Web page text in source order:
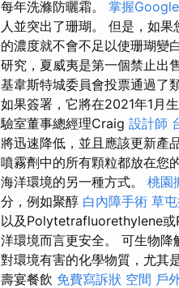
每年洗滌防曬霜。 掌握
人並突出了珊瑚。 但是，如
的濃度就不會不足以使珊瑚變
研究，夏威夷是第一個禁止出
基韋斯特城委員會投票通過了
如果簽署，它將在2021年1月生
驗室董事總經理Craig 設計師
將迅速降低，並且應該更新產
噴霧劑中的所有顆粒都放在您
海洋環境的另一種方式。 桃園
分，例如聚醇 白內障手術 草
以及Polytetrafluorethylene或
洋環境而言更安全。 可生物
對環境有害的化學物質，尤其
壽宴餐飲 免費寫訴狀 空間 戶